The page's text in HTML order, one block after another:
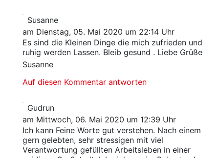
Susanne
am Dienstag, 05. Mai 2020 um 22:14 Uhr
Es sind die Kleinen Dinge die mich zufrieden und
ruhig werden Lassen. Bleib gesund . Liebe Grüße
Susanne
Auf diesen Kommentar antworten
Gudrun
am Mittwoch, 06. Mai 2020 um 12:39 Uhr
Ich kann Feine Worte gut verstehen. Nach einem
gern gelebten, sehr stressigen mit viel
Verantwortung gefüllten Arbeitsleben in einer